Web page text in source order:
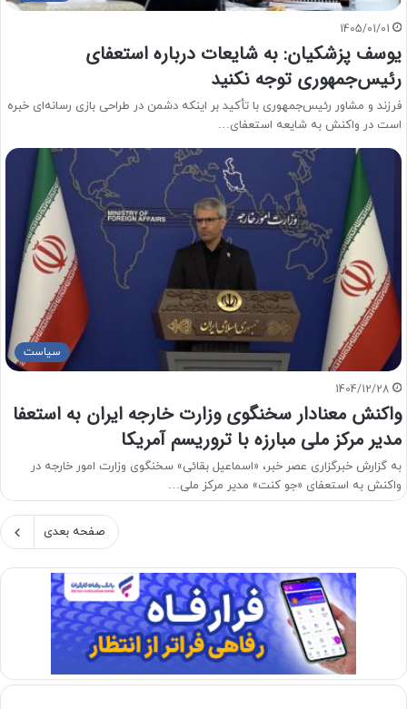
1405/01/01
یوسف پزشکیان: به شایعات درباره استعفای
رئیس‌جمهوری توجه نکنید
فرزند و مشاور رئیس‌جمهوری با تأکید بر اینکه دشمن در طراحی بازی رسانه‌ای خبره
است در واکنش به شایعه استعفای…
سیاست
1404/12/28
واکنش معنادار سخنگوی وزارت خارجه ایران به استعفا
مدیر مرکز ملی مبارزه با تروریسم آمریکا
به گزارش خبرگزاری عصر خبر، «اسماعیل بقائی» سخنگوی وزارت امور خارجه در
واکنش به استعفای «جو کنت» مدیر مرکز ملی…
صفحه بعدی